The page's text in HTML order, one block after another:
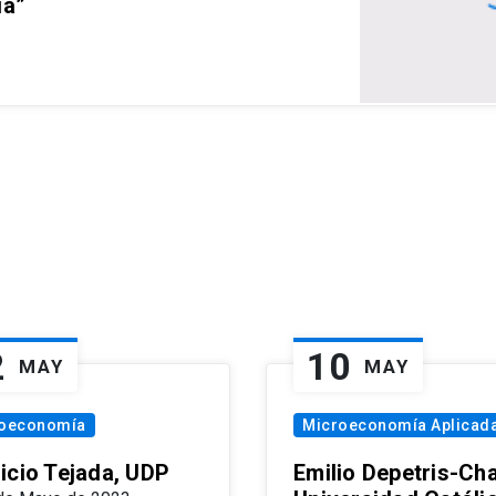
MAY
Tejada, UDP
10 MAY
Microeconomía
Emilio Depetris-